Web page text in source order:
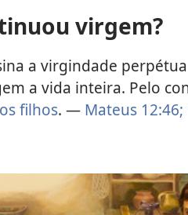
virgem?
a virgindade
a vida inteira. Pelo
filhos. — Mateus 12:46;